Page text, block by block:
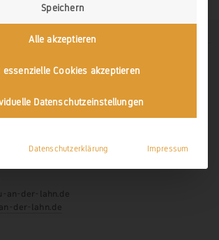
an-der-lahn.de
der-lahn.de
Speichern
Alle akzeptieren
essenzielle Cookies akzeptieren
Datenschutzeinstellungen
Datenschutzerklärung Impressum